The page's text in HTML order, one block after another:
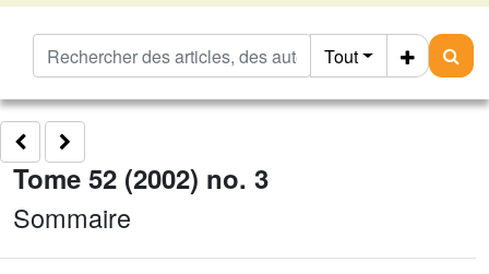
Tout
Tome 52 (2002) no. 3
Sommaire